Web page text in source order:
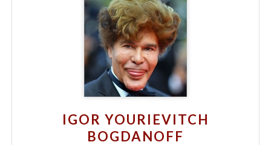
IGOR YOURIEVITCH
BOGDANOFF